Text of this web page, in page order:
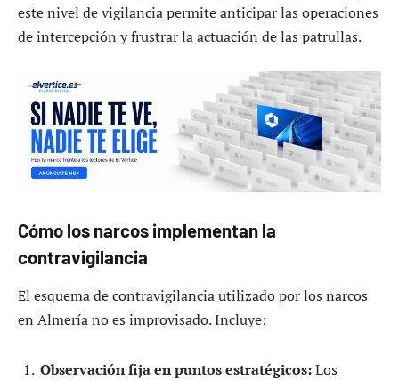
este nivel de vigilancia permite anticipar las operaciones
de intercepción y frustrar la actuación de las patrullas.
Cómo los narcos implementan la
contravigilancia
El esquema de contravigilancia utilizado por los narcos
en Almería no es improvisado. Incluye:
Observación fija en puntos estratégicos:Los